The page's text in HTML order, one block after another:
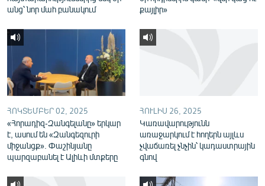
English
Русский
ՀԵՏԵՎԵՔ ՄԵԶ
«Ազատության» բոլոր կայքերը
անց՝ նոր մահ բանակում
քայլիր»
ՀՈԿՏԵՄԲԵՐ 02, 2025
«Հորադիզ-Զանգելանը» երկար
է, ասում են «Զանգեզուրի
միջանցք». Փաշինյանը
պարզաբանել է Ալիևի մտքերը
ՀՈՒԼԻՍ 26, 2025
Կառավարությունն
առաջարկում է հողերն այլևս
չվաճառել չնչին՝ կադաստրային
գնով